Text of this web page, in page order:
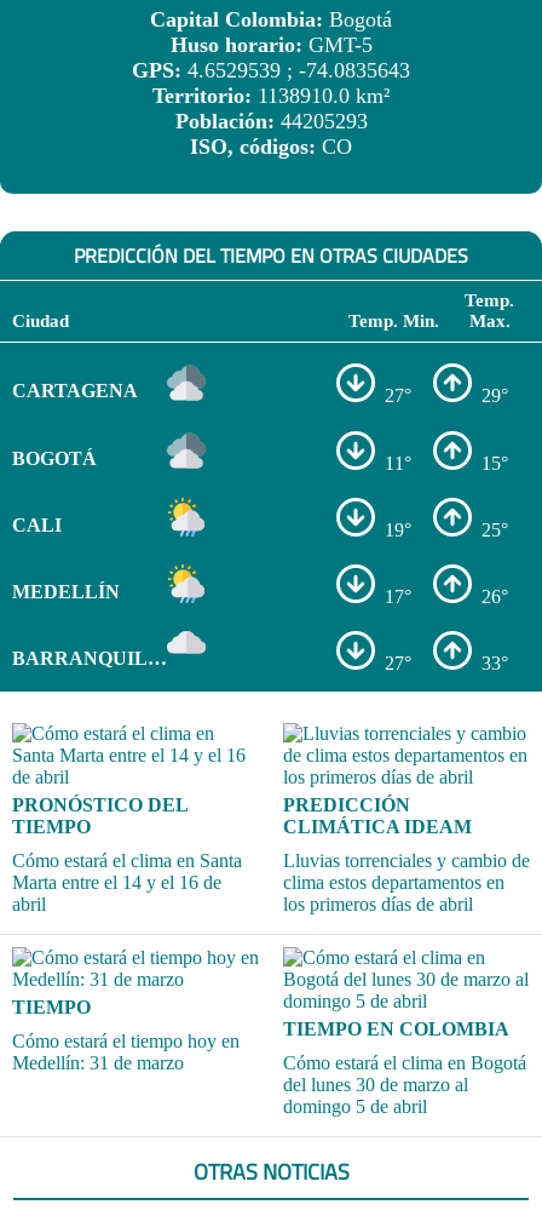
Capital Colombia: Bogotá
Huso horario: GMT-5
GPS: 4.6529539 ; -74.0835643
Territorio: 1138910.0 km²
Población: 44205293
ISO, códigos: CO
PREDICCIÓN DEL TIEMPO EN OTRAS CIUDADES
Ciudad Temp. Min.
Temp.
Max.
CARTAGENA 27° 29°
BOGOTÁ 11° 15°
CALI 19° 25°
MEDELLÍN 17° 26°
BARRANQUILLA 27° 33°
PRONÓSTICO DEL
TIEMPO
Cómo estará el clima en Santa
Marta entre el 14 y el 16 de
abril
PREDICCIÓN
CLIMÁTICA IDEAM
Lluvias torrenciales y cambio de
clima estos departamentos en
los primeros días de abril
TIEMPO
Cómo estará el tiempo hoy en
Medellín: 31 de marzo
TIEMPO EN COLOMBIA
Cómo estará el clima en Bogotá
del lunes 30 de marzo al
domingo 5 de abril
OTRAS NOTICIAS